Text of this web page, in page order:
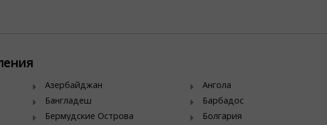
Азербайджан Ангола
Бангладеш Барбадос
Бермудские Острова Болгария